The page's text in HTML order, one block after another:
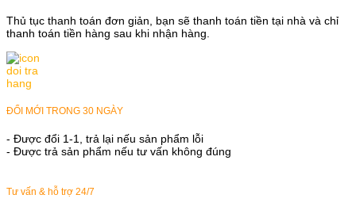
Thủ tục thanh toán đơn giản, bạn sẽ thanh toán tiền tại nhà và chỉ
thanh toán tiền hàng sau khi nhận hàng.
ĐỔI MỚI TRONG 30 NGÀY
- Được đổi 1-1, trả lại nếu sản phẩm lỗi
- Được trả sản phẩm nếu tư vấn không đúng
Tư vấn & hỗ trợ 24/7